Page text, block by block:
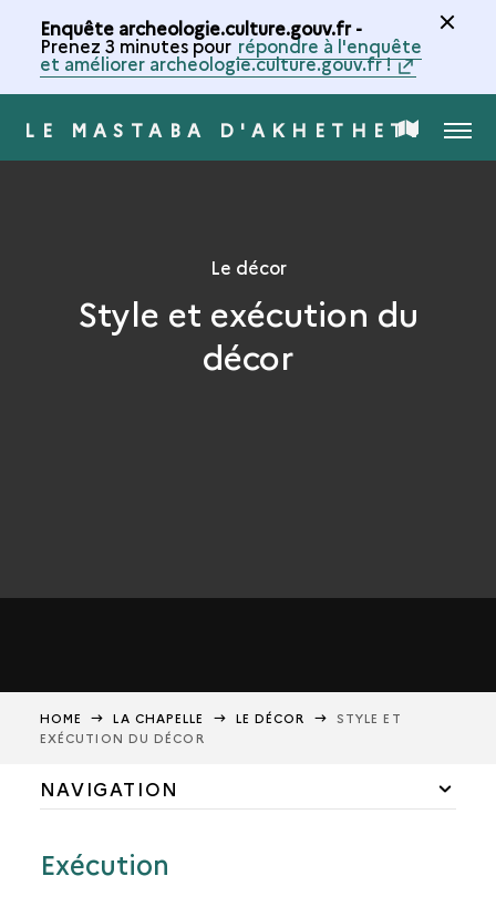
Enquête archeologie.culture.gouv.fr -
Prenez 3 minutes pour répondre à l'enquête
et améliorer archeologie.culture.gouv.fr !
LE MASTABA D'AKHETHETEP
CARTE
COLLECTION
MENU
Le décor
Style et exécution du
décor
HOME LA CHAPELLE LE DÉCOR
STYLE ET
EXÉCUTION DU DÉCOR
NAVIGATION
LA DISPOSITION
Exécution